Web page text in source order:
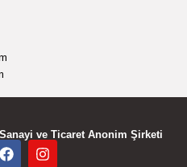
ve Ticaret Anonim Şirketi